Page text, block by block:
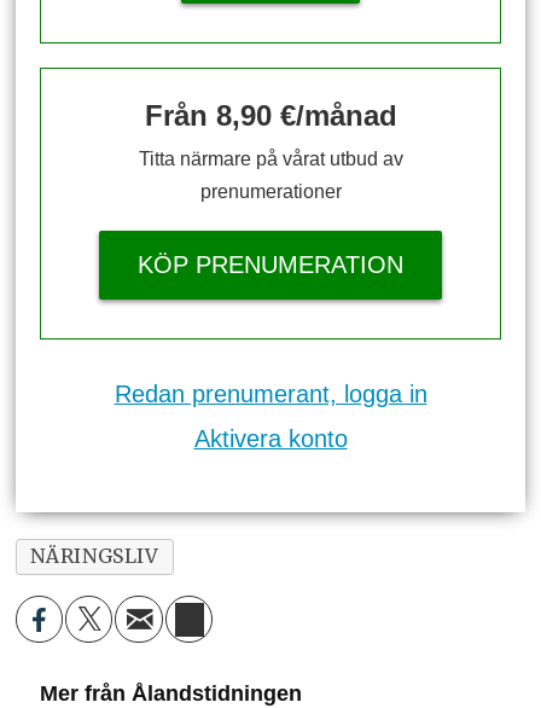
Från 8,90 €/månad
Titta närmare på vårat utbud av
prenumerationer
KÖP PRENUMERATION
Redan prenumerant, logga in
Aktivera konto
NÄRINGSLIV